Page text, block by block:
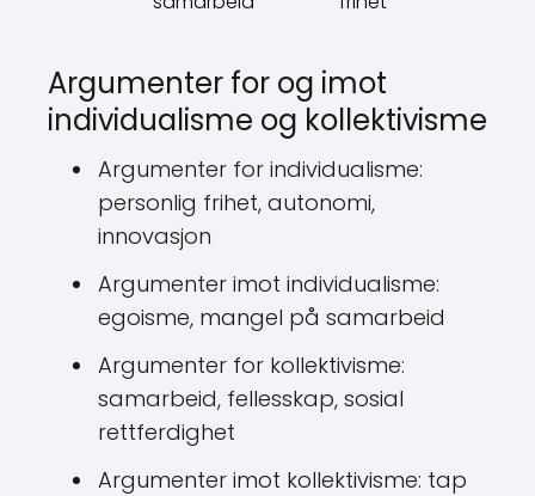
Argumenter for og imot
individualisme og kollektivisme
Argumenter for individualisme:
personlig frihet, autonomi,
innovasjon
Argumenter imot individualisme:
egoisme, mangel på samarbeid
Argumenter for kollektivisme:
samarbeid, fellesskap, sosial
rettferdighet
Argumenter imot kollektivisme: tap